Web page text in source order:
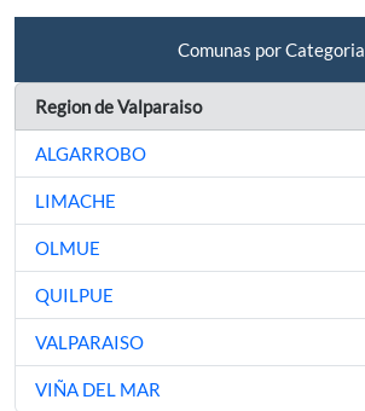
Comunas por Categoria
Region de Valparaiso
ALGARROBO
LIMACHE
OLMUE
QUILPUE
VALPARAISO
VIÑA DEL MAR